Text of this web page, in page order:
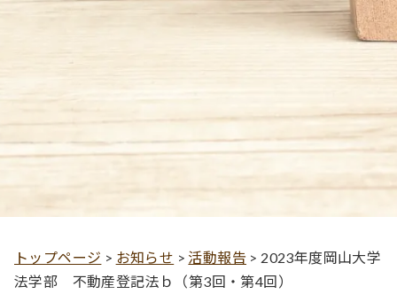
トップページ > お知らせ > 活動報告 > 2023年度岡山大学
法学部 不動産登記法ｂ（第3回・第4回）